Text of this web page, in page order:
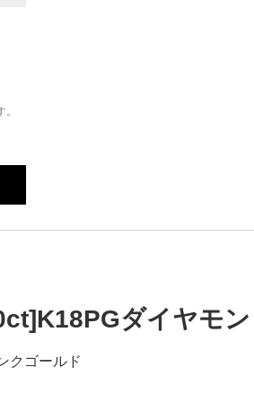
ダイヤモ
クゴールド